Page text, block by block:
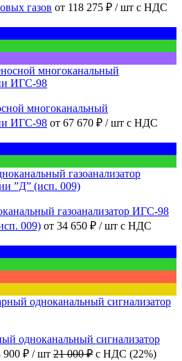
газов от 118 275 ₽ / шт с НДС
многоканальный
ИГС-98 от 67 670 ₽ / шт с НДС
газоанализатор ИГС-98
009) от 34 650 ₽ / шт с НДС
одноканальный сигнализатор
900 ₽ / шт 21 000 ₽ с НДС (22%)